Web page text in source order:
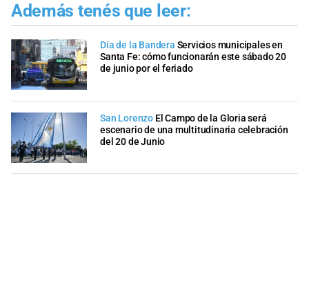
Además tenés que leer:
Día de la Bandera Servicios municipales en
Santa Fe: cómo funcionarán este sábado 20
de junio por el feriado
San Lorenzo El Campo de la Gloria será
escenario de una multitudinaria celebración
del 20 de Junio